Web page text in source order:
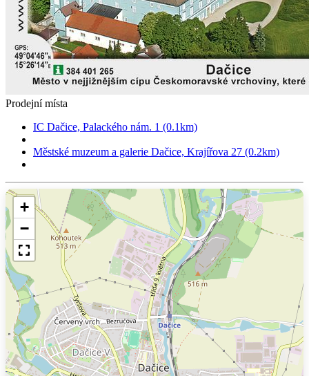
Prodejní místa
IC Dačice, Palackého nám. 1 (0.1km)
Městské muzeum a galerie Dačice, Krajířova 27 (0.2km)
+
−